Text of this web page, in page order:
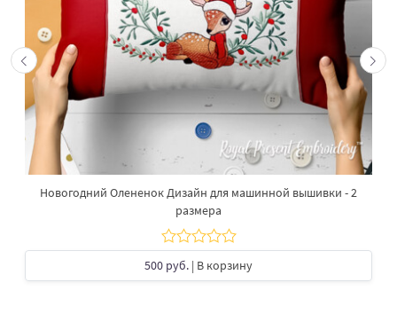
Новогодний Олененок Дизайн для машинной вышивки - 2
размера
500 руб. | В корзину